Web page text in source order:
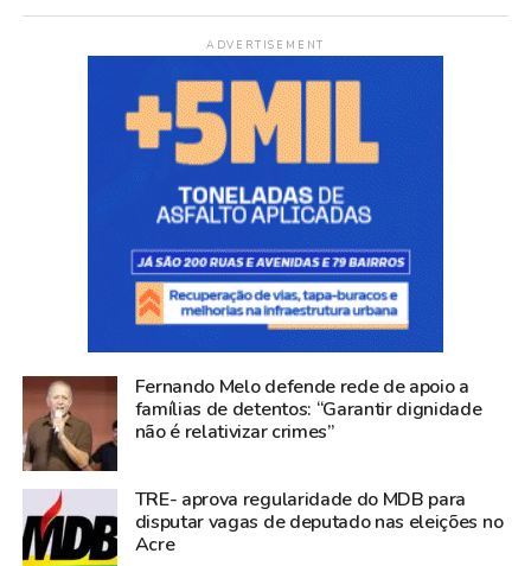
ADVERTISEMENT
Fernando Melo defende rede de apoio a
famílias de detentos: “Garantir dignidade
não é relativizar crimes”
TRE- aprova regularidade do MDB para
disputar vagas de deputado nas eleições no
Acre